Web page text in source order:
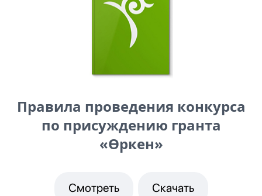
Правила проведения конкурса
по присуждению гранта
«Өркен»
Смотреть Скачать